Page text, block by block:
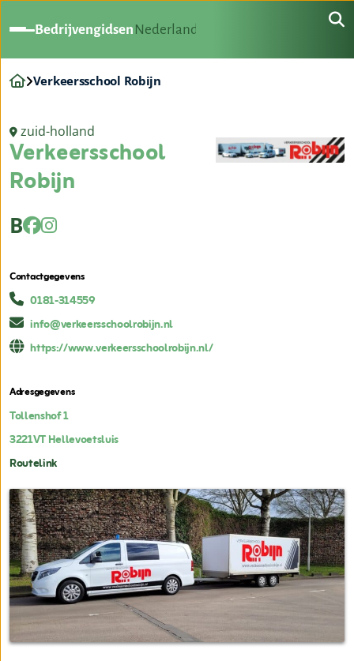
Bedrijvengidsen Nederland
Verkeersschool Robijn
zuid-holland
Verkeersschool
Robijn
B
Contactgegevens
0181-314559
info@verkeersschoolrobijn.nl
https://www.verkeersschoolrobijn.nl/
Adresgegevens
Tollenshof 1
3221VTHellevoetsluis
Routelink